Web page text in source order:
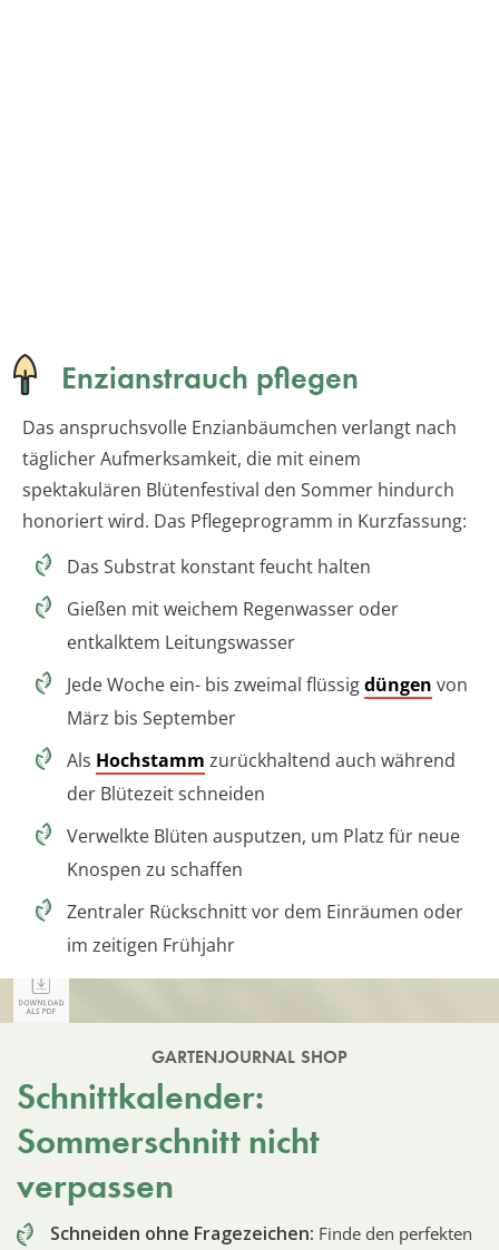
Enzianstrauch pflegen
Das anspruchsvolle Enzianbäumchen verlangt nach
täglicher Aufmerksamkeit, die mit einem
spektakulären Blütenfestival den Sommer hindurch
honoriert wird. Das Pflegeprogramm in Kurzfassung:
Das Substrat konstant feucht halten
Gießen mit weichem Regenwasser oder
entkalktem Leitungswasser
Jede Woche ein- bis zweimal flüssigdüngen von
März bis September
Als Hochstamm zurückhaltend auch während
der Blütezeit schneiden
Verwelkte Blüten ausputzen, um Platz für neue
Knospen zu schaffen
Zentraler Rückschnitt vor dem Einräumen oder
im zeitigen Frühjahr
GARTENJOURNAL SHOP
Schnittkalender:
Sommerschnitt nicht
verpassen
Schneiden ohne Fragezeichen: Finde den perfekten